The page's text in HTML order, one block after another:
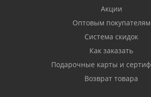
Акции
Оптовым покупателям
Система скидок
Как заказать
Подарочные карты и
Возврат товара